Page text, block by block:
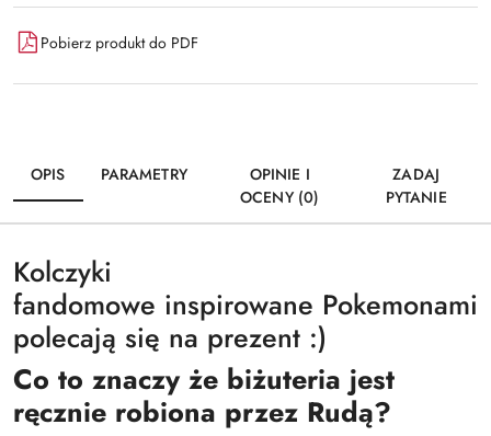
Pobierz produkt do PDF
OPIS PARAMETRY
OPINIE I
OCENY (0)
ZADAJ
PYTANIE
Kolczyki
fandomowe inspirowane Pokemonami
polecają się na prezent :)
Co to znaczy że biżuteria jest
ręcznie robiona przez Rudą?